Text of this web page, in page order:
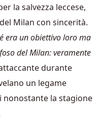
la salvezza leccese,
Milan con sincerità.
era un obiettivo loro ma
del Milan: veramente
durante
un legame
la stagione